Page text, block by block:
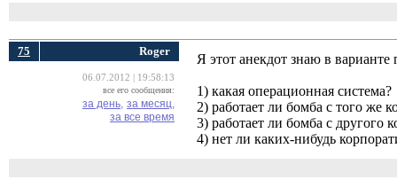
75 Roger
06.07.2012 | 19:58:13
все его сообщения:
за день, за месяц,
за все время
Я этот анекдот знаю в
1) какая операционная система?
2) работает ли бомба с того же
3) работает ли бомба с другого
4) нет ли каких-нибудь